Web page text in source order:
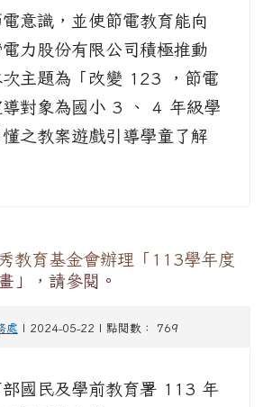
意識，並使節電教育能向
力股份有限公司積極推動
次主題為「改變 123 ，節電
導對象為國小 3 、 4 年級學
之教案遊戲引導學童了解
教育基金會辦理「113學年度
」，請參閱。
處 | 2024-05-22 | 點閱數： 769
部國民及學前教育署 113 年